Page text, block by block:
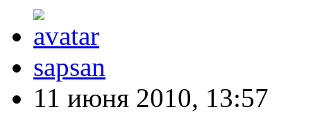
sapsan
11 июня 2010, 13:57